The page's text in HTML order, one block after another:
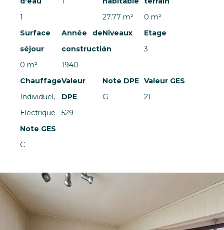
1
27.77 m²
0 m²
Surface
séjour
0 m²
Année de
construction
1940
Niveaux
1
Etage
3
Chauffage
Individuel,
Electrique
Valeur
DPE
529
Note DPE
G
Valeur GES
21
Note GES
C